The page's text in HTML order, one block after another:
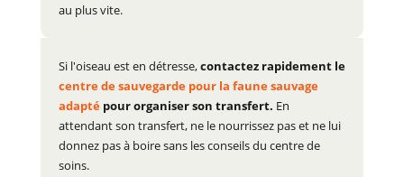
au plus vite.
Si l'oiseau est en détresse,contactez rapidement le
centre de sauvegarde pour la faune sauvage
adaptépour organiser son transfert. En
attendant son transfert, ne le nourrissez pas et ne lui
donnez pas à boire sans les conseils du centre de
soins.